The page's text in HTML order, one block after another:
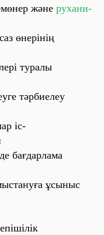
және рухани-
саз өнерінің
туралы
тәрбиелеу
іс-
бағдарлама
ұсыныс